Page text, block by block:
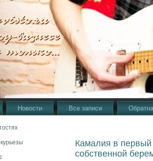
Новости Все записи
Камалия в
собственной